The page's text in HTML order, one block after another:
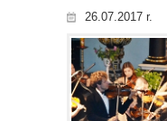
26.07.2017 r.